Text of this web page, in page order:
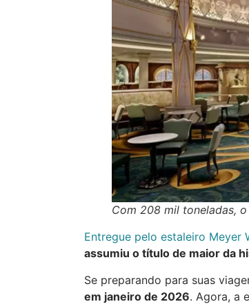
Com 208 mil toneladas,
Entregue pelo estaleiro Meyer
assumiu o título de maior da
Se preparando para suas
em janeiro de 2026. Agora, a